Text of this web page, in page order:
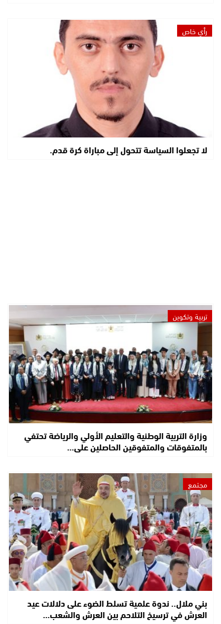
رأي خاص
لا تجعلوا السياسة تتحول إلى مباراة كرة قدم.
تربية وتكوين
وزارة التربية الوطنية والتعليم الأولي والرياضة تحتفي
بالمتفوقات والمتفوقين الحاصلين على…
مجتمع
بني ملال.. ندوة علمية تسلط الضوء على دلالات عيد
العرش في ترسيخ التلاحم بين العرش والشعب…